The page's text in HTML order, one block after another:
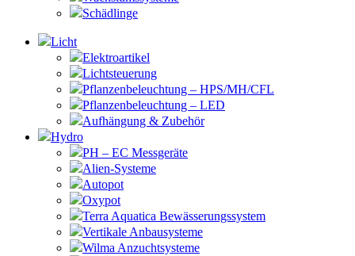
Schädlinge
Licht
Elektroartikel
Lichtsteuerung
Pflanzenbeleuchtung – HPS/MH/CFL
Pflanzenbeleuchtung – LED
Aufhängung & Zubehör
Hydro
PH – EC Messgeräte
Alien-Systeme
Autopot
Oxypot
Terra Aquatica Bewässerungssystem
Vertikale Anbausysteme
Wilma Anzuchtsysteme